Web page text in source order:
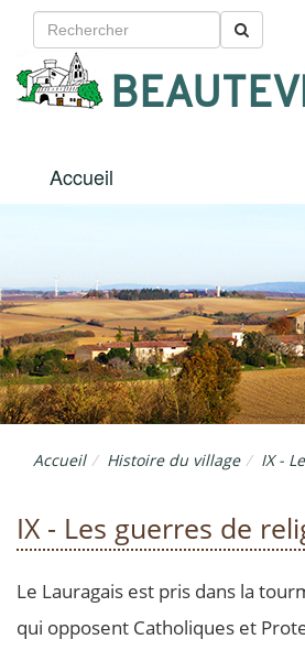
Accueil
Accueil Histoire du village IX -
IX - Les guerres de
Le Lauragais est pris dans la
qui opposent Catholiques et